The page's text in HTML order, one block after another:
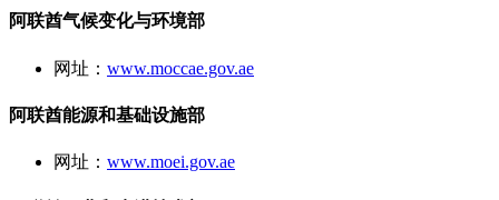
阿联酋气候变化与环境部
网址： www.moccae.gov.ae
阿联酋能源和基础设施部
网址： www.moei.gov.ae